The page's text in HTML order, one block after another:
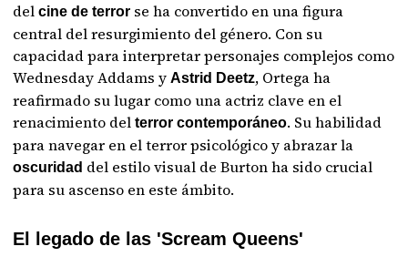
delcine de terror se ha convertido en una figura
central del resurgimiento del género. Con su
capacidad para interpretar personajes complejos como
Wednesday Addams yAstrid Deetz, Ortega ha
reafirmado su lugar como una actriz clave en el
renacimiento delterror contemporáneo. Su habilidad
para navegar en el terror psicológico y abrazar la
oscuridad del estilo visual de Burton ha sido crucial
para su ascenso en este ámbito.
El legado de las 'Scream Queens'